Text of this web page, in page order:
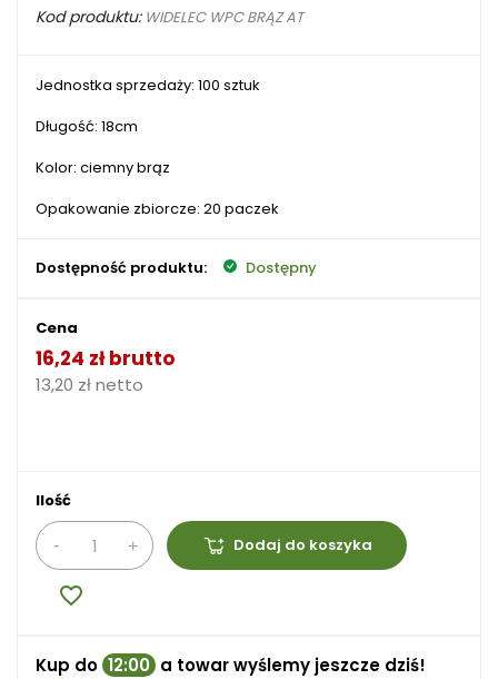
Kod produktu: WIDELEC WPC BRĄZ AT
Jednostka sprzedaży: 100 sztuk
Długość: 18cm
Kolor: ciemny brąz
Opakowanie zbiorcze: 20 paczek
Dostępność produktu: Dostępny
Cena
16,24 zł brutto
13,20 zł netto
Ilość
Dodaj do koszyka
favorite_border
Kup do 12:00 a towar wyślemy jeszcze dziś!